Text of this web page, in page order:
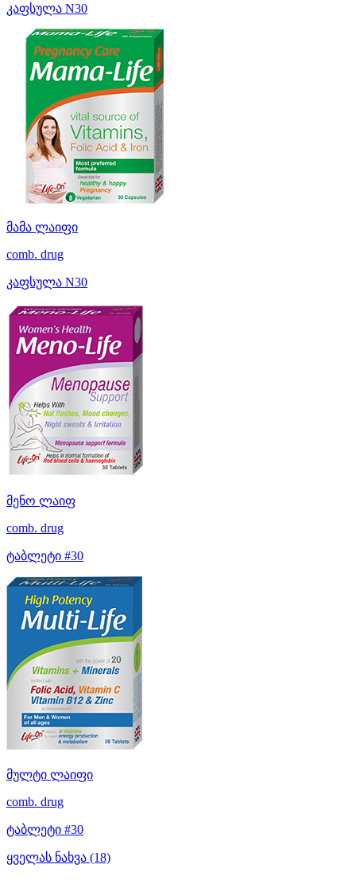
კაფსულა N30
მამა ლაიფი
comb. drug
კაფსულა N30
მენო ლაიფ
comb. drug
ტაბლეტი #30
მულტი ლაიფი
comb. drug
ტაბლეტი #30
ყველას ნახვა (18)